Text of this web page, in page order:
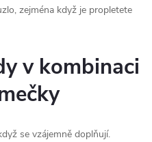
zejména když je propletete
v kombinaci
se vzájemně doplňují.